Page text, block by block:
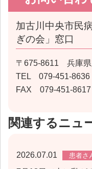
加古川中央市民
ぎの会」窓口
〒675-8611 兵庫県
TEL 079-451-8636
FAX 079-451-8617
関連するニュ
2026.07.01 患者さ